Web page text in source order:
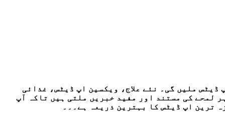
ملیں گی۔ نئے علاج، ویکسین اپ ڈیٹس، غذائی
لمحے کی مستند اور مفید خبریں ملتی ہیں تاکہ آپ
ترین اپ ڈیٹس کا بہترین ذریعہ ہے۔۔۔